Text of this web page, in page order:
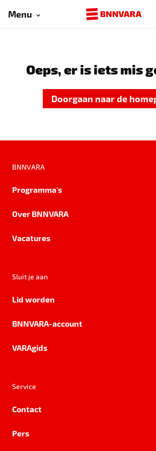
Menu
Oeps, er is iets mis
Doorgaan naar de
BNNVARA
Programma's
Over BNNVARA
Vacatures
Sluit je aan
Lid worden
BNNVARA-account
VARAgids
Service
Contact
Pers